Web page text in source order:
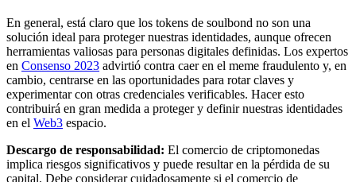
En general, está claro que los tokens de soulbond no son una
solución ideal para proteger nuestras identidades, aunque ofrecen
herramientas valiosas para personas digitales definidas. Los expertos
en Consenso 2023 advirtió contra caer en el meme fraudulento y, en
cambio, centrarse en las oportunidades para rotar claves y
experimentar con otras credenciales verificables. Hacer esto
contribuirá en gran medida a proteger y definir nuestras identidades
en el Web3 espacio.
Descargo de responsabilidad: El comercio de criptomonedas
implica riesgos significativos y puede resultar en la pérdida de su
capital. Debe considerar cuidadosamente si el comercio de